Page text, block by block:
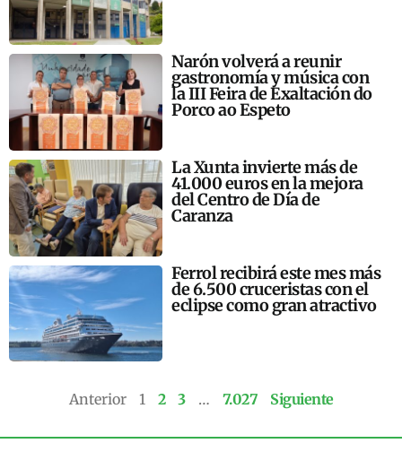
Narón volverá a reunir
gastronomía y música con
la III Feira de Exaltación do
Porco ao Espeto
La Xunta invierte más de
41.000 euros en la mejora
del Centro de Día de
Caranza
Ferrol recibirá este mes más
de 6.500 cruceristas con el
eclipse como gran atractivo
Anterior 1 2 3 … 7.027 Siguiente